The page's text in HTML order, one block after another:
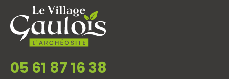
05 61 87 16 38